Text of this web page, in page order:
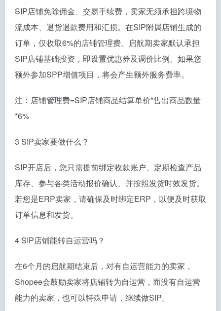
SIP店铺免除佣金、交易手续费，卖家无须承担跨境物
流成本、退货退款费用和汇损。在SIP附属店铺生成的
订单，仅收取6%的店铺管理费。启航期卖家默认承担
SIP店铺基础投资，即设置优惠券及调价比例。如果您
额外参加SPP增值项目，将会产生额外服务费率。
注：店铺管理费=SIP店铺商品结算单价*售出商品数量
*6%
3 SIP卖家要做什么？
SIP开店后，您只需提前绑定收款账户、定期检查产品
库存、参与各类活动报价确认、并按照发货时效发货。
若您是ERP卖家，请确保及时绑定ERP，以便及时获取
订单信息和发货。
4 SIP店铺能转自运营吗？
在6个月的启航期结束后，对有自运营能力的卖家，
Shopee会鼓励卖家将店铺转为自运营，而没有自运营
能力的卖家，也可以特殊申请，继续做SIP。